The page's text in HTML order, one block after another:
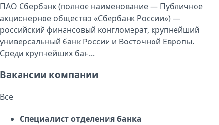
ПАО Сбербанк (полное наименование — Публичное
акционерное общество «Сбербанк России») —
российский финансовый конгломерат, крупнейший
универсальный банк России и Восточной Европы.
Среди крупнейших бан...
Вакансии компании
Все
Специалист отделения банка